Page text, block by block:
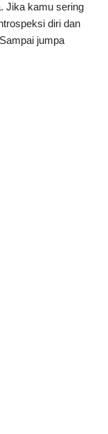
Jika kamu sering
diri dan
jumpa